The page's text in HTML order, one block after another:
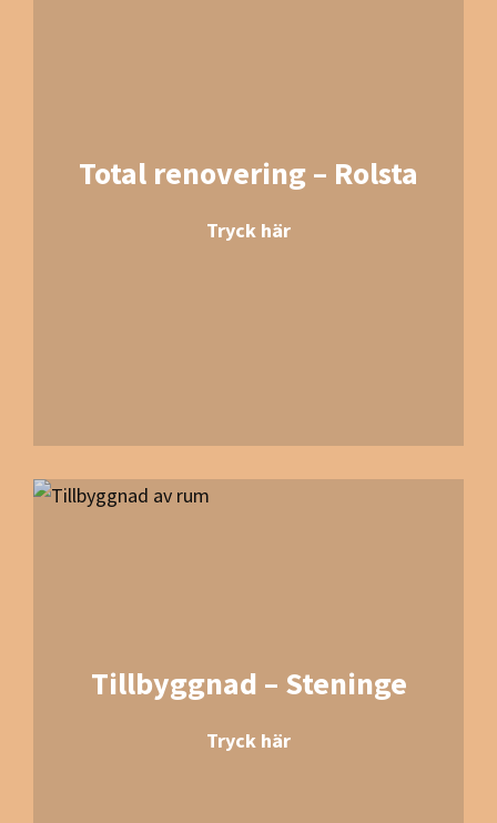
Total renovering – Rolsta
Tryck här
Tillbyggnad – Steninge
Tryck här